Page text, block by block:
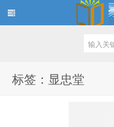
标签：显忠堂